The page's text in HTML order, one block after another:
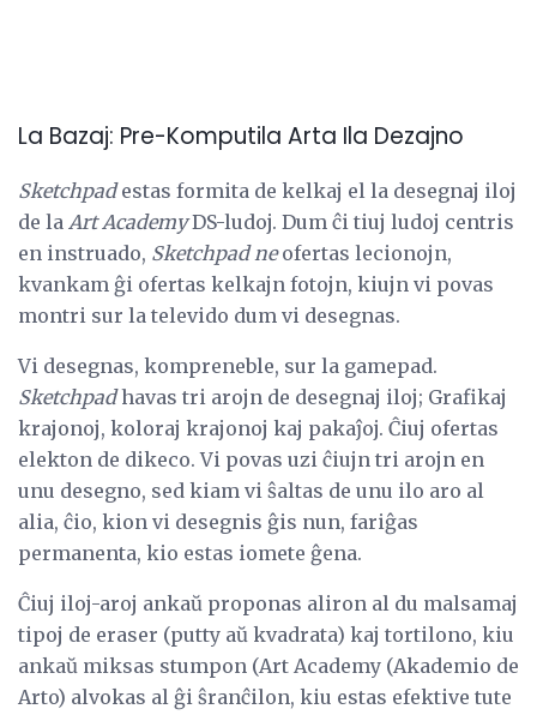
La Bazaj: Pre-Komputila Arta Ila Dezajno
Sketchpadestas formita de kelkaj el la desegnaj iloj
de la Art AcademyDS-ludoj. Dum ĉi tiuj ludoj centris
en instruado, Sketchpad neofertas lecionojn,
kvankam ĝi ofertas kelkajn fotojn, kiujn vi povas
montri sur la televido dum vi desegnas.
Vi desegnas, kompreneble, sur la gamepad.
Sketchpadhavas tri arojn de desegnaj iloj; Grafikaj
krajonoj, koloraj krajonoj kaj pakaĵoj. Ĉiuj ofertas
elekton de dikeco. Vi povas uzi ĉiujn tri arojn en
unu desegno, sed kiam vi ŝaltas de unu ilo aro al
alia, ĉio, kion vi desegnis ĝis nun, fariĝas
permanenta, kio estas iomete ĝena.
Ĉiuj iloj-aroj ankaŭ proponas aliron al du malsamaj
tipoj de eraser (putty aŭ kvadrata) kaj tortilono, kiu
ankaŭ miksas stumpon (Art Academy (Akademio de
Arto) alvokas al ĝi ŝranĉilon, kiu estas efektive tute